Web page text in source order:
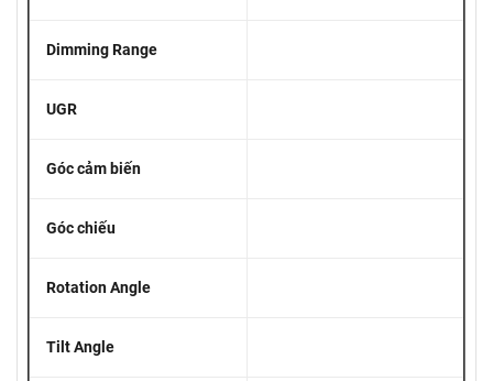
Dimming Range
UGR
Góc cảm biến
Góc chiếu
Rotation Angle
Tilt Angle